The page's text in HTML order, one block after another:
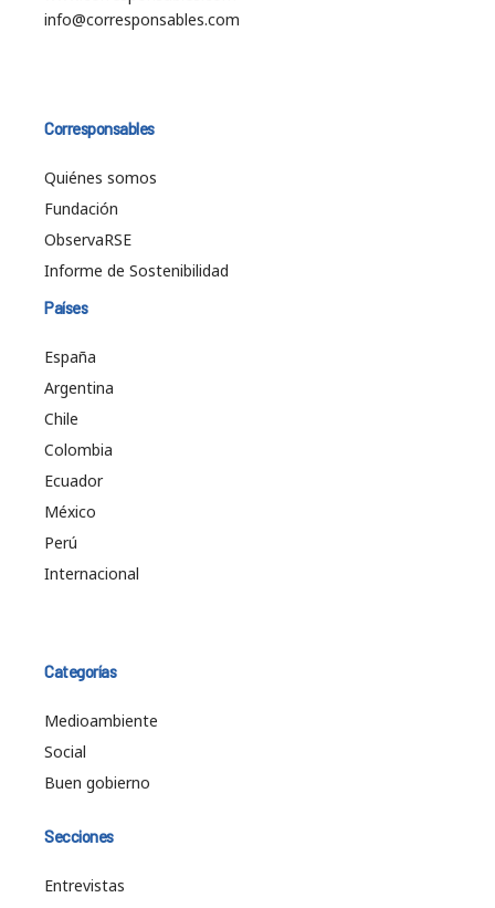
info@corresponsables.com
Corresponsables
Quiénes somos
Fundación
ObservaRSE
Informe de Sostenibilidad
Países
España
Argentina
Chile
Colombia
Ecuador
México
Perú
Internacional
Categorías
Medioambiente
Social
Buen gobierno
Secciones
Entrevistas